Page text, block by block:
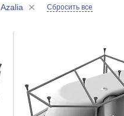
Azalia Сбросить все